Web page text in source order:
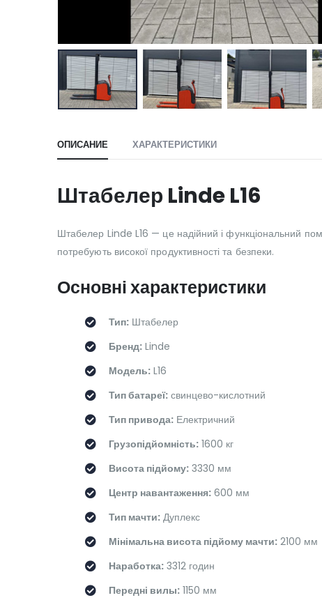
ОПИСАНИЕ ХАРАКТЕРИСТИКИ
Штабелер Linde L16
Штабелер Linde L16 — це надійний і функціональний
потребують високої продуктивності та безпеки.
Основні характеристики
Тип: Штабелер
Бренд: Linde
Модель: L16
Тип батареї: свинцево-кислотний
Тип привода: Електричний
Грузопідйомність: 1600 кг
Висота підйому: 3330 мм
Центр навантаження: 600 мм
Тип мачти: Дуплекс
Мінімальна висота підйому мачти: 2100 мм
Наработка: 3312 годин
Передні вилы: 1150 мм